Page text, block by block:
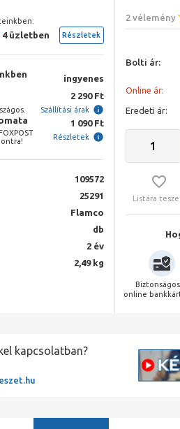
4 üzletben Részletek
ingyenes
2 290 Ft
Szállítási árak
1 090 Ft
Részletek
109572
25291
Flamco
db
2 év
2,49 kg
2 vélemény
Bolti ár:
Online ár:
Eredeti ár:
Listára
online
kapcsolatban?